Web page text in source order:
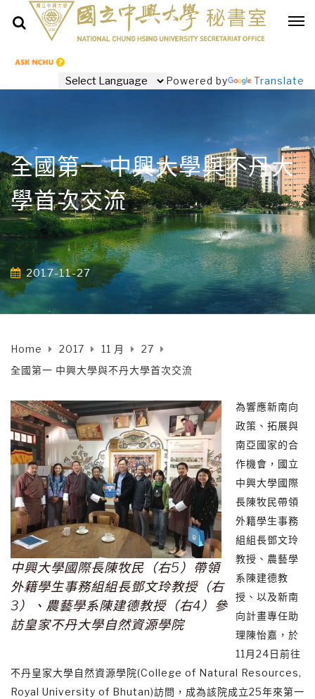
Powered by Translate
全國第一 中興大學與不丹大
學首次交流
2017-11-27
Home 2017 11 月
27
全國第一 中興大學與不丹大學首次交流
中興大學國際長陳牧民（右5）帶領
外籍學生事務組組長鄧文玲教授（右
3）、農藝學系陳建德教授（右4）參
訪皇家不丹大學自然資源學院
為響應新南向
政策、拓展與
南亞國家的合
作機會，國立
中興大學國際
長陳牧民帶領
外籍學生事務
組組長鄧文玲
教授、農藝學
系陳建德教
授、以及新南
向計畫專任助
理陳怡嘉，於
11月24日前往
不丹皇家大學自然資源學院(College of Natural Resources,
Royal University of Bhutan)訪問，成為該院成立25年來第一